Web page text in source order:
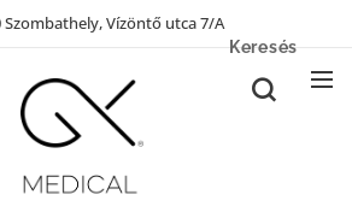
Szombathely, Vízöntő utca 7/A
Keresés